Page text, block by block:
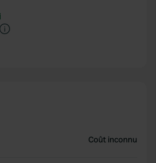
Coût inconnu